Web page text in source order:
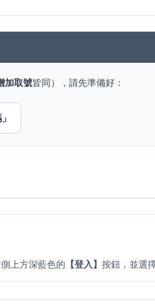
加取號皆同），請先準備好：
側上方深藍色的 【登入】按鈕，並選